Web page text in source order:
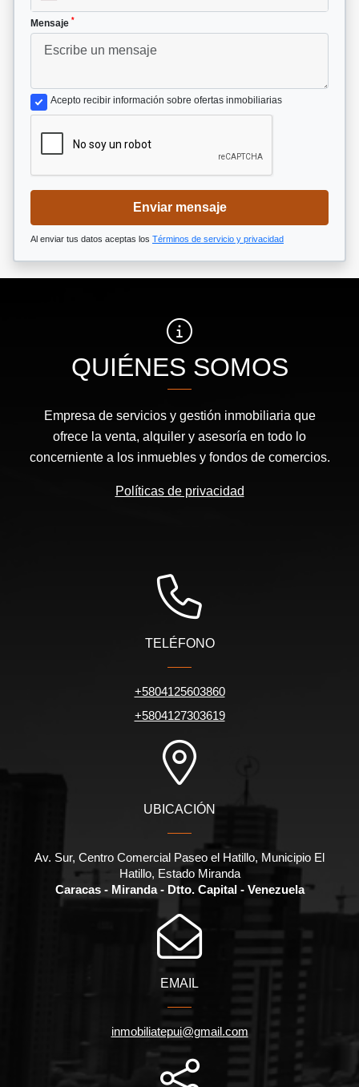
Mensaje *
Acepto recibir información sobre ofertas inmobiliarias
Enviar mensaje
Al enviar tus datos aceptas los Términos de servicio y privacidad
QUIÉNES SOMOS
Empresa de servicios y gestión inmobiliaria que
ofrece la venta, alquiler y asesoría en todo lo
concerniente a los inmuebles y fondos de comercios.
Políticas de privacidad
TELÉFONO
+5804125603860
+5804127303619
UBICACIÓN
Av. Sur, Centro Comercial Paseo el Hatillo, Municipio El
Hatillo, Estado Miranda
Caracas - Miranda - Dtto. Capital - Venezuela
EMAIL
inmobiliatepui@gmail.com